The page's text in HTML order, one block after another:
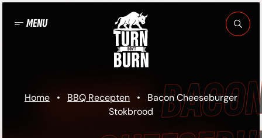
naar MENU
Home • BBQ Recepten •
Bacon Cheeseburger
Stokbrood
BACON